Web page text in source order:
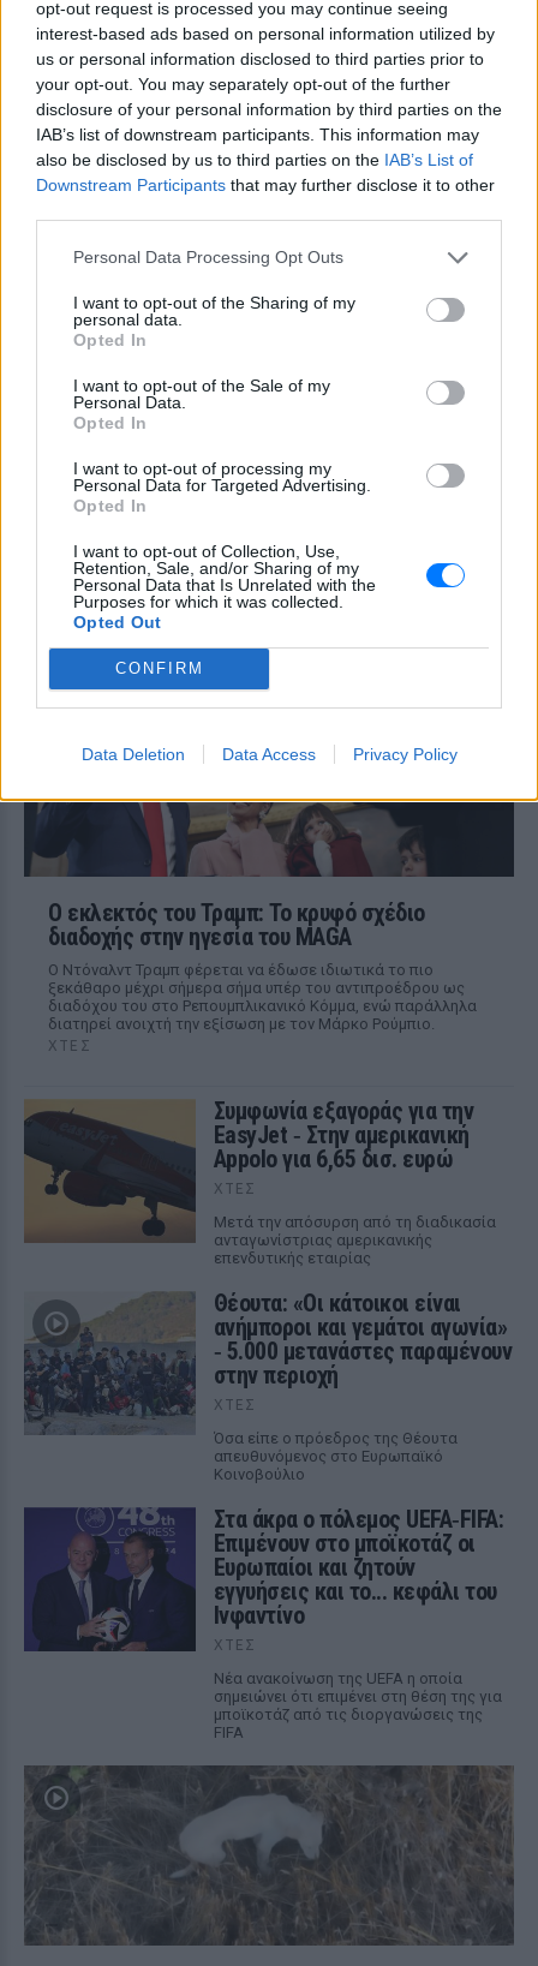
opt-out request is processed you may continue seeing
interest-based ads based on personal information utilized by
us or personal information disclosed to third parties prior to
your opt-out. You may separately opt-out of the further
disclosure of your personal information by third parties on the
IAB’s list of downstream participants. This information may
also be disclosed by us to third parties on the IAB’s List of
Downstream Participants that may further disclose it to other
Personal Data Processing Opt Outs
I want to opt-out of the Sharing of my
personal data.
Opted In
I want to opt-out of the Sale of my
Personal Data.
Opted In
I want to opt-out of processing my
Personal Data for Targeted Advertising.
Opted In
I want to opt-out of Collection, Use,
Retention, Sale, and/or Sharing of my
Personal Data that Is Unrelated with the
Purposes for which it was collected.
Opted Out
CONFIRM
Data Deletion Data Access Privacy Policy
συμβίωση του μικρού σκυλιού
με αγέλη λύκων εξηγεί γιατί
δεν επενέβη
ΧΤΕΣ
«Κρατάμε την επιστημονική απόσταση,
δεν είναι δυνατόν να πάω να επέμβω,
ούτε γίνεται να στείλω κάποιον
κτηνίατρο σε ένα μέρος όπου υπάρχει
αγέλη με λύκους, είναι επικίνδυνο» λέει
- Έχουν πεθάνει και έξι λυκόπουλα
Για πάντα στη Ρεάλ Μαδρίτης ο
Βινίσιους: Υπογράφει νέο
ΧΤΕΣ
την πρόταση της Ρεάλ
στη Βρετανία τα απαγορεύουν
ΧΤΕΣ
πόρτα στα Ray-Ban Meta glasses.
Ο εκλεκτός του Τραμπ: Το κρυφό σχέδιο
διαδοχής στην ηγεσία του MAGA
Ο Ντόναλντ Τραμπ φέρεται να έδωσε ιδιωτικά το πιο
ξεκάθαρο μέχρι σήμερα σήμα υπέρ του αντιπροέδρου ως
διαδόχου του στο Ρεπουμπλικανικό Κόμμα, ενώ παράλληλα
διατηρεί ανοιχτή την εξίσωση με τον Μάρκο Ρούμπιο.
ΧΤΕΣ
Συμφωνία εξαγοράς για την
EasyJet ‑ Στην αμερικανική
Appolo για 6,65 δισ. ευρώ
ΧΤΕΣ
Μετά την απόσυρση από τη διαδικασία
ανταγωνίστριας αμερικανικής
επενδυτικής εταιρίας
Θέουτα: «Οι κάτοικοι είναι
ανήμποροι και γεμάτοι αγωνία»
‑ 5.000 μετανάστες παραμένουν
στην περιοχή
ΧΤΕΣ
Όσα είπε ο πρόεδρος της Θέουτα
απευθυνόμενος στο Ευρωπαϊκό
Κοινοβούλιο
Στα άκρα ο πόλεμος UEFA‑FIFA:
Επιμένουν στο μποϊκοτάζ οι
Ευρωπαίοι και ζητούν
εγγυήσεις και το... κεφάλι του
Ινφαντίνο
ΧΤΕΣ
Νέα ανακοίνωση της UEFA η οποία
σημειώνει ότι επιμένει στη θέση της για
μποϊκοτάζ από τις διοργανώσεις της
FIFA